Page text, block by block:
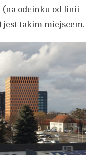
(na odcinku od linii
jest takim miejscem.